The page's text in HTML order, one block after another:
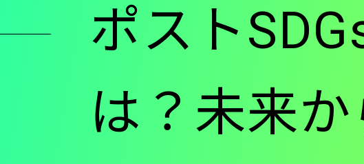
ツ
ポスト
は？未来